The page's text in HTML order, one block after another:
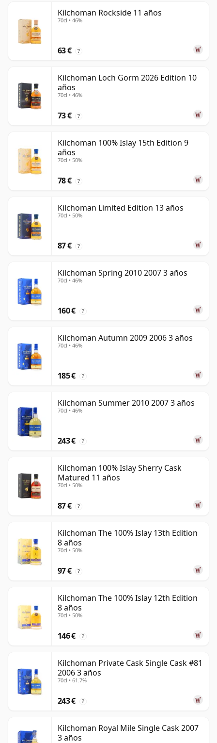
Kilchoman Rockside 11 años
70cl • 46%
63 € ?
Kilchoman Loch Gorm 2026 Edition 10
años
70cl • 46%
73 € ?
Kilchoman 100% Islay 15th Edition 9
años
70cl • 50%
78 € ?
Kilchoman Limited Edition 13 años
70cl • 50%
87 € ?
Kilchoman Spring 2010 2007 3 años
70cl • 46%
160 € ?
Kilchoman Autumn 2009 2006 3 años
70cl • 46%
185 € ?
Kilchoman Summer 2010 2007 3 años
70cl • 46%
243 € ?
Kilchoman 100% Islay Sherry Cask
Matured 11 años
70cl • 50%
87 € ?
Kilchoman The 100% Islay 13th Edition
8 años
70cl • 50%
97 € ?
Kilchoman The 100% Islay 12th Edition
8 años
70cl • 50%
146 € ?
Kilchoman Private Cask Single Cask #81
2006 3 años
70cl • 61.7%
243 € ?
Kilchoman Royal Mile Single Cask 2007
3 años